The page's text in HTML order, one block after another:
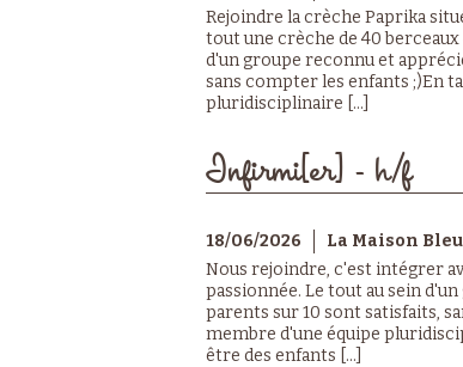
Rejoindre la crèche Paprika
tout une crèche de 40
d'un groupe reconnu et
sans compter les enfants ;)En
pluridisciplinaire [...]
Infirmi[er] - h/f
18/06/2026 La Maison
Nous rejoindre, c'est intégrer
passionnée. Le tout au sein
parents sur 10 sont satisfaits,
membre d'une équipe
être des enfants [...]